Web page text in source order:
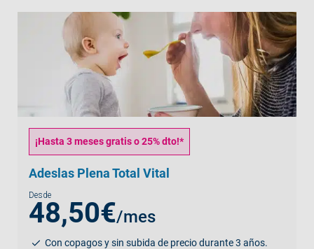
¡Hasta 3 meses gratis o 25% dto!*
Adeslas Plena Total Vital
Desde
48,50€/mes
Con copagos y sin subida de precio durante 3 años.